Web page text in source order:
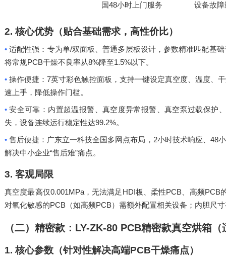
国48小时上门服务
设备故
2.核心优势（贴合基础需求，高性价比）
•适配性强：专为单/双面板、普通多层板设计，参数精准匹配基
将常规PCB干燥不良率从8%降至1.5%以下。
• 操作便捷：7英寸彩色触控面板，支持一键设定真空度、温度、
速上手，降低操作门槛。
•安全可靠：内置超温报警、真空度异常报警、真空泵过载保护
失，设备连续运行稳定性达99.2%。
• 售后便捷：广东立一科技全国多网点布局， 2小时技术响应、 48
解决中小企业“售后难”痛点。
3. 客观局限
真空度最高仅0.001MPa，无法满足 HDI板、柔性PCB 、高频PCB
对氧化敏感的PCB（如高频PCB）需额外配置相关设备；内胆尺
（二）精密款： LY-ZK-80 PCB精密款真空烘箱（
1.核心参数（针对性解决高端PCB干燥痛点）